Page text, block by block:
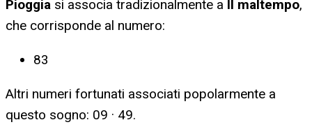
Pioggia si associa tradizionalmente a Il maltempo,
che corrisponde al numero:
83
Altri numeri fortunati associati popolarmente a
questo sogno: 09 · 49.